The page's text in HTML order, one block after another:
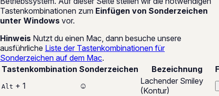
Tastenkombinationen zum Einfügen von Sonderzeichen
unter Windows vor.
Hinweis Nutzt du einen Mac, dann besuche unsere
ausführliche Liste der Tastenkombinationen für
Sonderzeichen auf dem Mac.
Tastenkombination Sonderzeichen Bezeichnung
Alt + 1 ☺
Lachender Smiley
(Kontur)